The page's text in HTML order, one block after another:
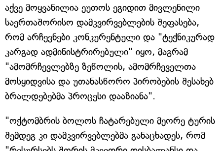
აქვე მოყვანილია ეუთოს ეგიდით მივლენილი
საერთაშორისო დამკვირვებლების შეფასება,
რომ არჩევნები კონკურენტული და "ტექნიკურად
კარგად ადმინისტრირებული" იყო, მაგრამ
"ამომრჩევლებზე ზეწოლის, ამომრჩეველთა
მოსყიდვისა და უთანასწორო პირობების შესახებ
ბრალდებებმა პროცესი დააზიანა".
"ოქტომბრის ბოლოს ჩატარებული მეორე ტურის
შემდეგ კი დამკვირვებლებმა განაცხადეს, რომ